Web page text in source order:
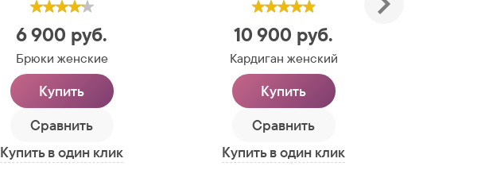
6 900 руб.
Брюки женские
Купить
Сравнить
Купить в один клик
10 900 руб.
Кардиган женский
Купить
Сравнить
Купить в один клик